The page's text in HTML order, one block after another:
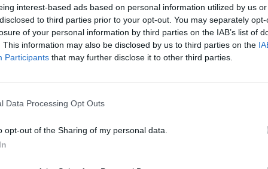
interest-based ads based on personal information utilized by us
to third parties prior to your opt-out. You may separately
of your personal information by third parties on the IAB’s list of
This information may also be disclosed by us to third parties on the
Participants that may further disclose it to other third parties.
Data Processing Opt Outs
opt-out of the Sharing of my personal data.
Guardar Me gusta
cambia de socio técnico. El club deLaLiga
a partir de la próxima temporada, tal y como ha
los detalles económicos y de duración concreta
Reebok sí que será la